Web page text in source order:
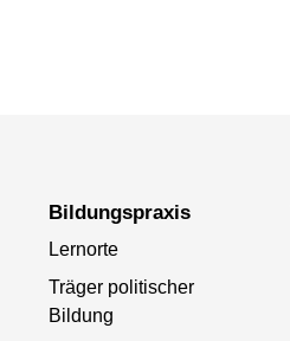
Bildungspraxis
Lernorte
Träger politischer
Bildung